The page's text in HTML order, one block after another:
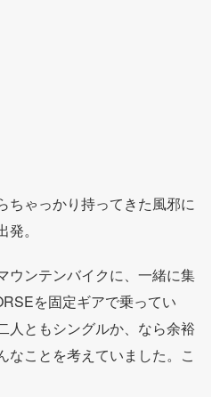
ちゃっかり持ってきた風邪に
。
ウンテンバイクに、一緒に集
を固定ギアで乗ってい
人ともシングルか、なら余裕
なことを考えていました。こ